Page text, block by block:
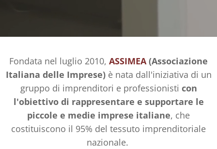
Fondata nel luglio 2010, ASSIMEA(Associazione
Italiana delle Imprese)è nata dall'iniziativa di un
gruppo di imprenditori e professionisti con
l'obiettivo di rappresentare e supportare le
piccole e medie imprese italiane, che
costituiscono il 95% del tessuto imprenditoriale
nazionale.